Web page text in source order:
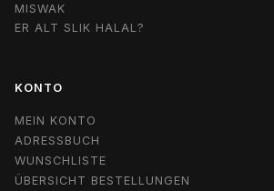
MISWAK
ER ALT SLIK HALAL?
KONTO
MEIN KONTO
ADRESSBUCH
WUNSCHLISTE
ÜBERSICHT BESTELLUNGEN